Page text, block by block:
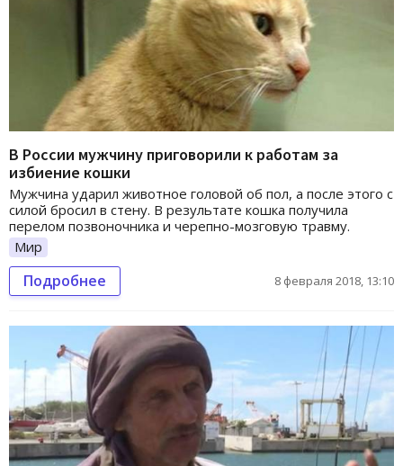
В России мужчину приговорили к работам за
избиение кошки
Мужчина ударил животное головой об пол, а после этого с
силой бросил в стену. В результате кошка получила
перелом позвоночника и черепно-мозговую травму.
Мир
Подробнее 8 февраля 2018, 13:10